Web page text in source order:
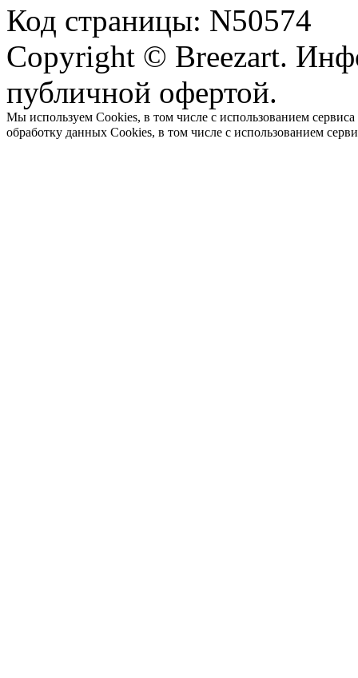
Код страницы: N50574
Copyright © Breezart.
публичной офертой.
Мы используем Cookies, в том числе с использованием
обработку данных Cookies, в том числе с использованием